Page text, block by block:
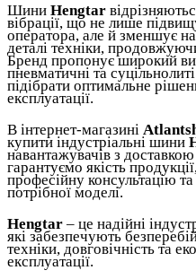
Шини Hengtar
вібрації, що не лише
оператора, але й зменшує
деталі техніки,
Бренд пропонує широкий
пневматичні та
підібрати оптимальне
експлуатації.
В інтернет-магазині
купити індустріальні шини
навантажувачів з
гарантуємо якість
професійну консультацію
потрібної моделі.
Hengtar – це надійні
які забезпечують
техніки, довговічність та
експлуатації.